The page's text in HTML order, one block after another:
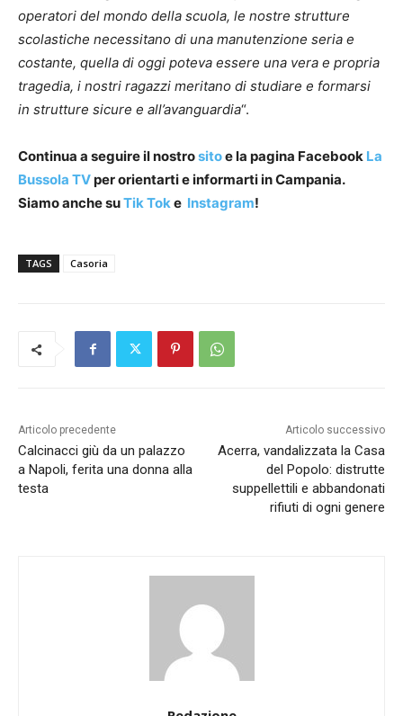
operatori del mondo della scuola, le nostre strutture
scolastiche necessitano di una manutenzione seria e
costante, quella di oggi poteva essere una vera e propria
tragedia, i nostri ragazzi meritano di studiare e formarsi
in strutture sicure e all’avanguardia“.
Continua a seguire il nostrositoe la pagina Facebook La
Bussola TVper orientarti e informarti in Campania.
Siamo anche suTik Toke Instagram!
TAGS Casoria
Articolo precedente
Calcinacci giù da un palazzo
a Napoli, ferita una donna alla
testa
Articolo successivo
Acerra, vandalizzata la Casa
del Popolo: distrutte
suppellettili e abbandonati
rifiuti di ogni genere